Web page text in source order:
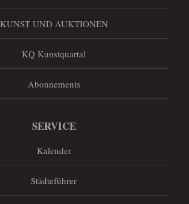
KUNST UND AUKTIONEN
KQ Kunstquartal
Abonnements
SERVICE
Kalender
Städteführer